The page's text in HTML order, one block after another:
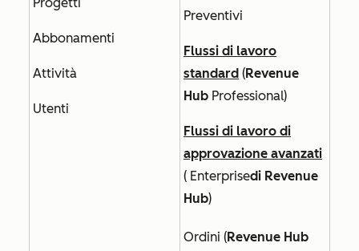
Abbonamenti
Attività
Utenti
Preventivi
Flussi di lavoro
standard (Revenue
Hub Professional)
Flussi di lavoro di
approvazione avanzati
( Enterprisedi Revenue
Hub)
Ordini (Revenue Hub